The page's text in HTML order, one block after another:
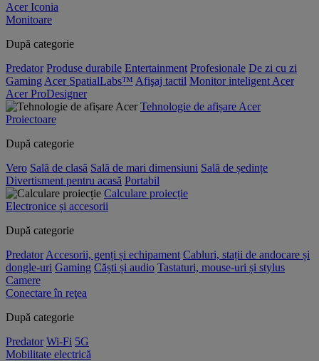
Acer Iconia
Monitoare
După categorie
Predator Produse durabile Entertainment Profesionale De zi cu zi
Gaming Acer SpatialLabs™ Afişaj tactil Monitor inteligent Acer
Acer ProDesigner
Tehnologie de afișare Acer
Proiectoare
După categorie
Vero Sală de clasă Sală de mari dimensiuni Sală de ședințe
Divertisment pentru acasă Portabil
Calculare proiecție
Electronice și accesorii
După categorie
Predator Accesorii, genți și echipament Cabluri, stații de andocare și
dongle-uri Gaming Căști și audio Tastaturi, mouse-uri și stylus
Camere
Conectare în reţea
După categorie
Predator Wi-Fi 5G
Mobilitate electrică